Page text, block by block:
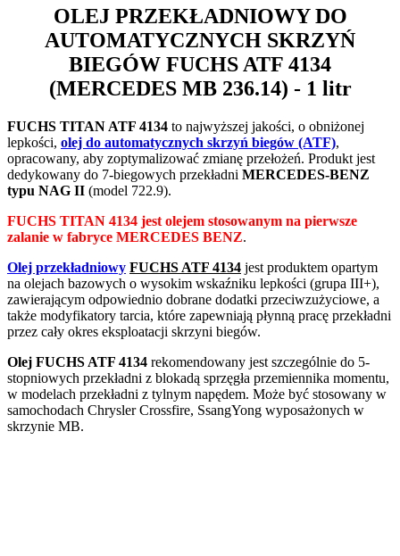
OLEJ PRZEKŁADNIOWY DO
AUTOMATYCZNYCH SKRZYŃ
BIEGÓW FUCHS ATF 4134
(MERCEDES MB 236.14) - 1 litr
FUCHS TITAN ATF 4134 to najwyższej jakości, o obniżonej
lepkości, olej do automatycznych skrzyń biegów (ATF),
opracowany, aby zoptymalizować zmianę przełożeń. Produkt jest
dedykowany do 7-biegowych przekładni MERCEDES-BENZ
typu NAG II (model 722.9).
FUCHS TITAN 4134 jest olejem stosowanym na pierwsze
zalanie w fabryce MERCEDES BENZ.
Olej przekładniowy FUCHS ATF 4134 jest produktem opartym
na olejach bazowych o wysokim wskaźniku lepkości (grupa III+),
zawierającym odpowiednio dobrane dodatki przeciwzużyciowe, a
także modyfikatory tarcia, które zapewniają płynną pracę przekładni
przez cały okres eksploatacji skrzyni biegów.
Olej FUCHS ATF 4134 rekomendowany jest szczególnie do 5-
stopniowych przekładni z blokadą sprzęgła przemiennika momentu,
w modelach przekładni z tylnym napędem. Może być stosowany w
samochodach Chrysler Crossfire, SsangYong wyposażonych w
skrzynie MB.